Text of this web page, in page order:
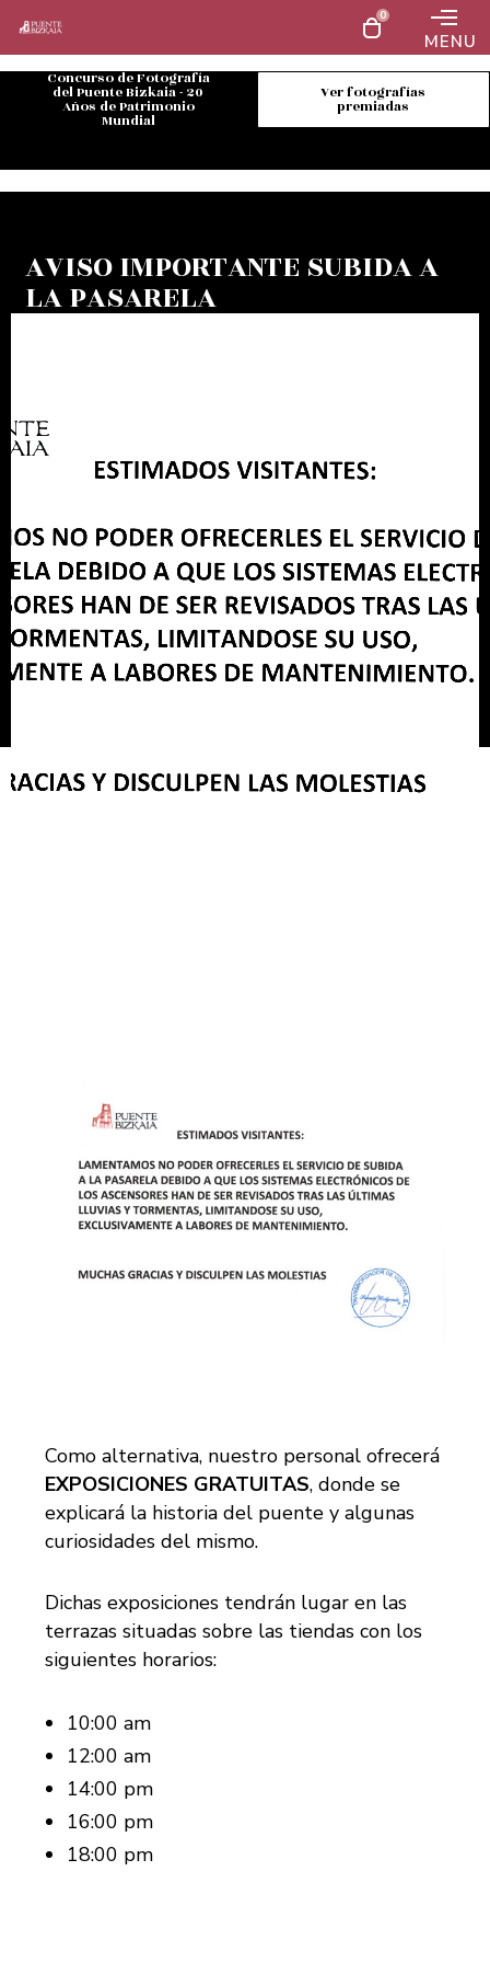
0
MENU
Concurso de Fotografía
del Puente Bizkaia - 20
Años de Patrimonio
Mundial
Ver fotografías
premiadas
AVISO IMPORTANTE SUBIDA A
LA PASARELA
Como alternativa, nuestro personal ofrecerá
EXPOSICIONES GRATUITAS, donde se
explicará la historia del puente y algunas
curiosidades del mismo.
Dichas exposiciones tendrán lugar en las
terrazas situadas sobre las tiendas con los
siguientes horarios:
10:00 am
12:00 am
14:00 pm
16:00 pm
18:00 pm